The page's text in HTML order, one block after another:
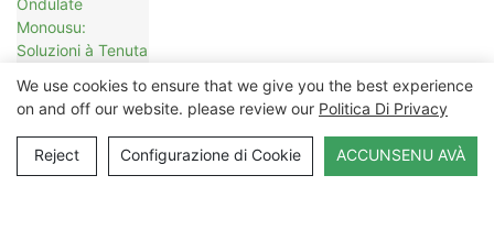
We use cookies to ensure that we give you the best experience
on and off our website. please review our Politica Di Privacy
Reject Configurazione di Cookie ACCUNSENU AVÀ